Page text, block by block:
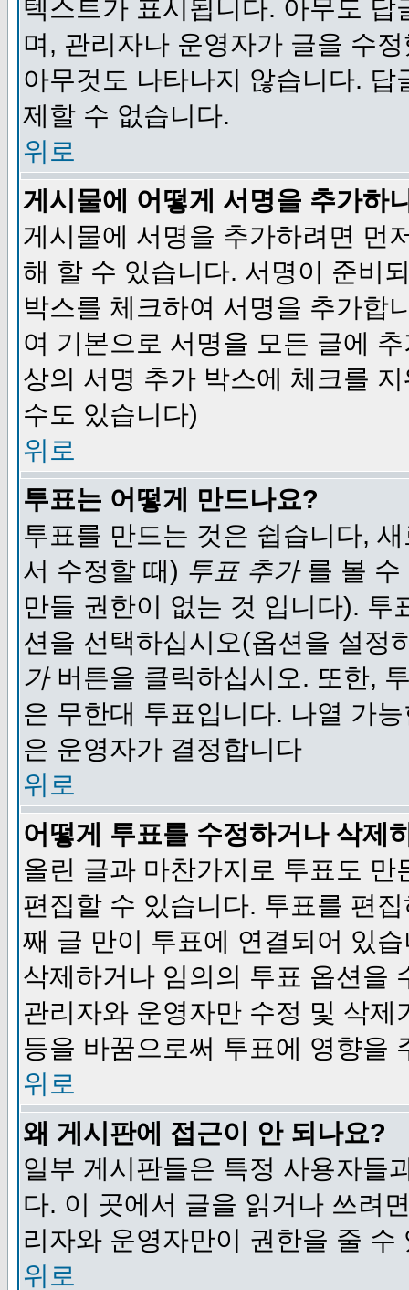
텍스트가 표시됩니다. 아무도
며, 관리자나 운영자가 글을 수
아무것도 나타나지 않습니다.
제할 수 없습니다.
위로
게시물에 어떻게 서명을 추가하
게시물에 서명을 추가하려면 먼
해 할 수 있습니다. 서명이 준비
박스를 체크하여 서명을 추가합
여 기본으로 서명을 모든 글에
상의 서명 추가 박스에 체크를
수도 있습니다)
위로
투표는 어떻게 만드나요?
투표를 만드는 것은 쉽습니다,
서 수정할 때) 투표 추가를 볼 수
만들 권한이 없는 것 입니다).
션을 선택하십시오(옵션을 설정
가버튼을 클릭하십시오. 또한,
은 무한대 투표입니다. 나열 가
은 운영자가 결정합니다
위로
어떻게 투표를 수정하거나 삭제
올린 글과 마찬가지로 투표도
편집할 수 있습니다. 투표를 편
째 글 만이 투표에 연결되어 있
삭제하거나 임의의 투표 옵션을
관리자와 운영자만 수정 및 삭
등을 바꿈으로써 투표에 영향을
위로
왜 게시판에 접근이 안 되나요?
일부 게시판들은 특정 사용자들
다. 이 곳에서 글을 읽거나 쓰려
리자와 운영자만이 권한을 줄
위로